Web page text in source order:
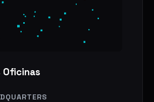
Oficinas